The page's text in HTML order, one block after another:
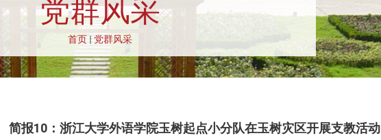
党群风采
首页 党群风采
简报10：浙江大学外语学院玉树起点小分队在玉树灾区开展支教活动